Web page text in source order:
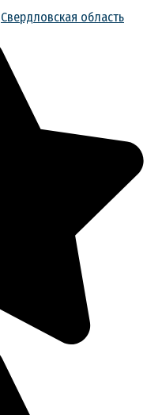
Свердловская область